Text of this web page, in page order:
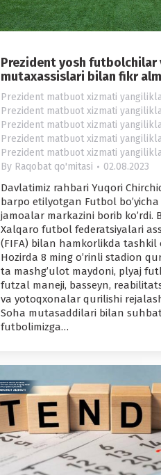
Prezident yosh futbolchilar
mutaxassislari bilan fikr
Prezident matbuot xizmati
Prezident matbuot xizmati
Prezident matbuot xizmati
Prezident matbuot xizmati
Prezident matbuot xizmati
By Raqobat qo'mitasi 02.08.2023
Davlatimiz rahbari Yuqori
barpo etilyotgan Futbol
jamoalar markazini borib koʼrdi.
Xalqaro futbol federatsiyalari
(FIFА) bilan hamkorlikda tashkil
Hozirda 8 ming oʼrinli stadion
ta mashgʼulot maydoni, plyaj
futzal maneji, basseyn,
va yotoqxonalar qurilishi
Soha mutasaddilari bilan
futbolimizga…